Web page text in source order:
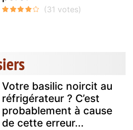
Votre basilic noircit au
réfrigérateur ? C’est
probablement à cause
de cette erreur...